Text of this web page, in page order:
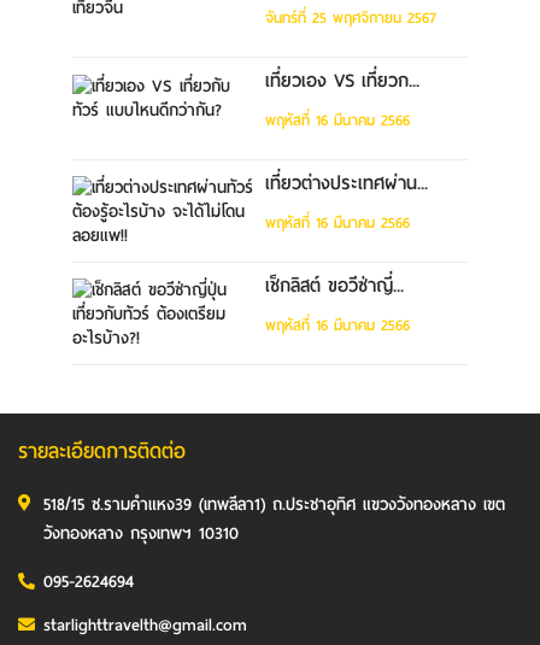
จันทร์ที่ 25 พฤศจิกายน 2567
เที่ยวเอง VS เที่ยวก...
พฤหัสที่ 16 มีนาคม 2566
เที่ยวต่างประเทศผ่าน...
พฤหัสที่ 16 มีนาคม 2566
เช็กลิสต์ ขอวีซ่าญี่...
พฤหัสที่ 16 มีนาคม 2566
รายละเอียดการติดต่อ
518/15 ซ.รามคำแหง39 (เทพลีลา1) ถ.ประชาอุทิศ แขวงวังทองหลาง เขต
วังทองหลาง กรุงเทพฯ 10310
095-2624694
starlighttravelth@gmail.com